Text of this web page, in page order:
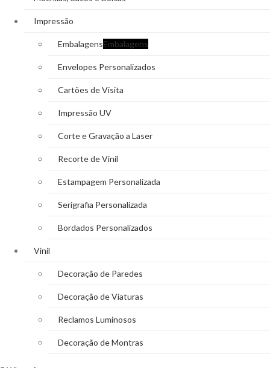
Impressão
EmbalagensEmbalagens
Envelopes Personalizados
Cartões de Visita
Impressão UV
Corte e Gravação a Laser
Recorte de Vinil
Estampagem Personalizada
Serigrafia Personalizada
Bordados Personalizados
Vinil
Decoração de Paredes
Decoração de Viaturas
Reclamos Luminosos
Decoração de Montras